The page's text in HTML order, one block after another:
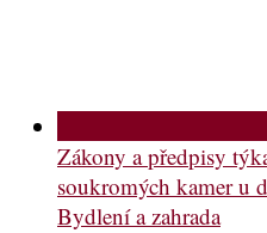
Zákony a předpisy
soukromých kamer u
Bydlení a zahrada